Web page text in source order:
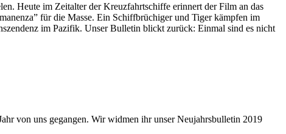
Heute im Zeitalter der Kreuzfahrtschiffe erinnert der Film an das
für die Masse. Ein Schiffbrüchiger und Tiger kämpfen im
im Pazifik. Unser Bulletin blickt zurück: Einmal sind es nicht
von uns gegangen. Wir widmen ihr unser Neujahrsbulletin 2019